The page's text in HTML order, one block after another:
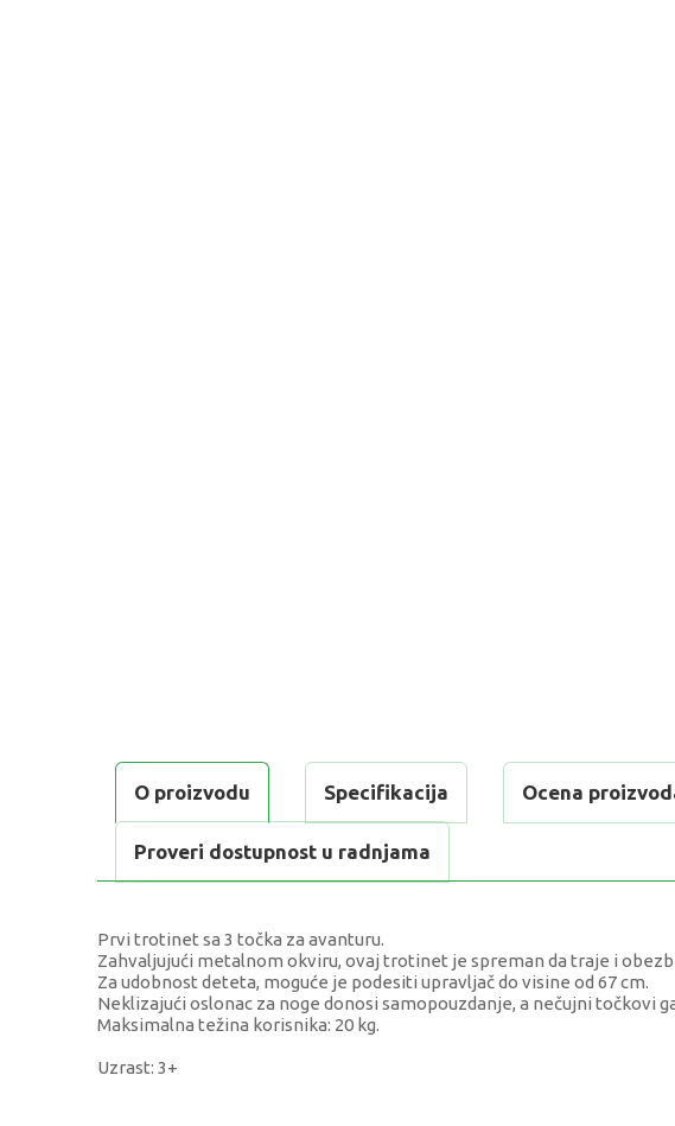
O proizvodu Specifikacija Ocena
Proveri dostupnost u radnjama
Prvi trotinet sa 3 točka za avanturu.
Zahvaljujući metalnom okviru, ovaj trotinet je spreman da traje i
Za udobnost deteta, moguće je podesiti upravljač do visine od 67 cm.
Neklizajući oslonac za noge donosi samopouzdanje, a nečujni točkovi
Maksimalna težina korisnika: 20 kg.
Uzrast: 3+